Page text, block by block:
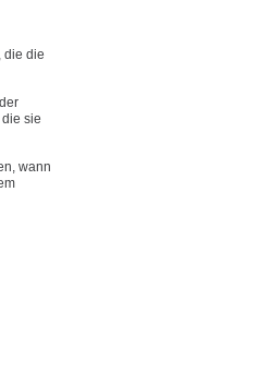
die die
sie
wann